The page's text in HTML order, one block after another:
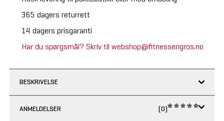
365 dagers returrett
14 dagers prisgaranti
Har du spørgsmål? Skriv til webshop@fitnessengros.no
BESKRIVELSE
ANMELDELSER (0)